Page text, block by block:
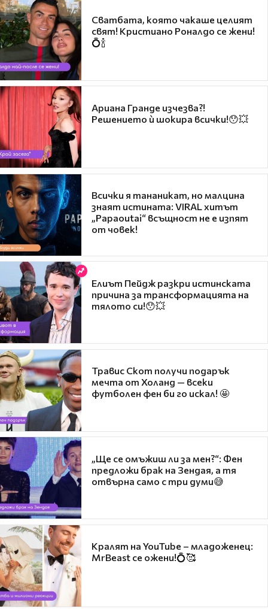
Сватбата, която чакаше целият
свят! Кристиано Роналдо се жени!
💍🍾
Ариана Гранде изчезва?!
Решението ѝ шокира всички!😯💥
Всички я тананикат, но малцина
знаят истината: VIRAL хитът
„Papaoutai“ всъщност не е изпят
от човек!
Елиът Пейдж разкри истинската
причина за трансформацията на
тялото си!😯💥
Травис Скот получи подарък
мечта от Холанд — всеки
футболен фен би го искал! 🤩
„Ще се омъжиш ли за мен?“: Фен
предложи брак на Зендая, а тя
отвърна само с три думи😅
Кралят на YouTube – младоженец:
MrBeast се ожени!💍🥰